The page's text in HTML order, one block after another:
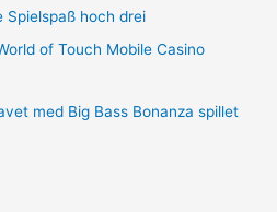
Spielspaß hoch drei
of Touch Mobile Casino
med Big Bass Bonanza spillet